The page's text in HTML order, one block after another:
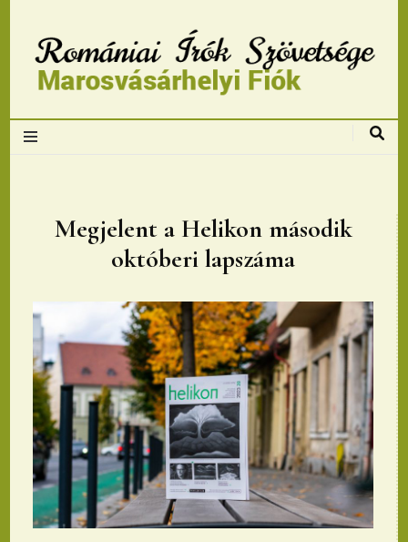
Romániai Írók
Marosvásárhelyi
Megjelent a Helikon második
októberi lapszáma